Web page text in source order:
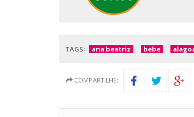
TAGS: ana beatriz bebe
COMPARTILHE: